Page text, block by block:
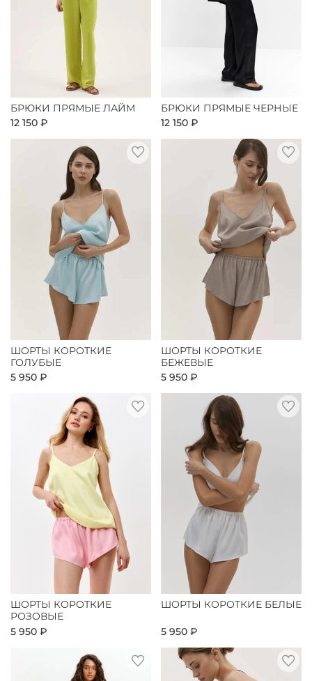
БРЮКИ ПРЯМЫЕ ЛАЙМ
12 150 ₽
БРЮКИ ПРЯМЫЕ ЧЕРНЫЕ
12 150 ₽
ШОРТЫ КОРОТКИЕ
ГОЛУБЫЕ
5 950 ₽
ШОРТЫ КОРОТКИЕ
БЕЖЕВЫЕ
5 950 ₽
ШОРТЫ КОРОТКИЕ
РОЗОВЫЕ
5 950 ₽
ШОРТЫ КОРОТКИЕ БЕЛЫЕ
5 950 ₽